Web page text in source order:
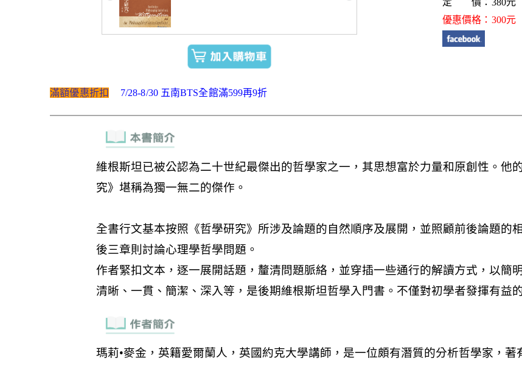
定 價：380元
優惠價格：300元
滿額優惠折扣 7/28-8/30 五南BTS全館滿599再9折